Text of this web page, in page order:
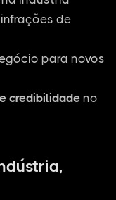
de
para novos
credibilidadeno